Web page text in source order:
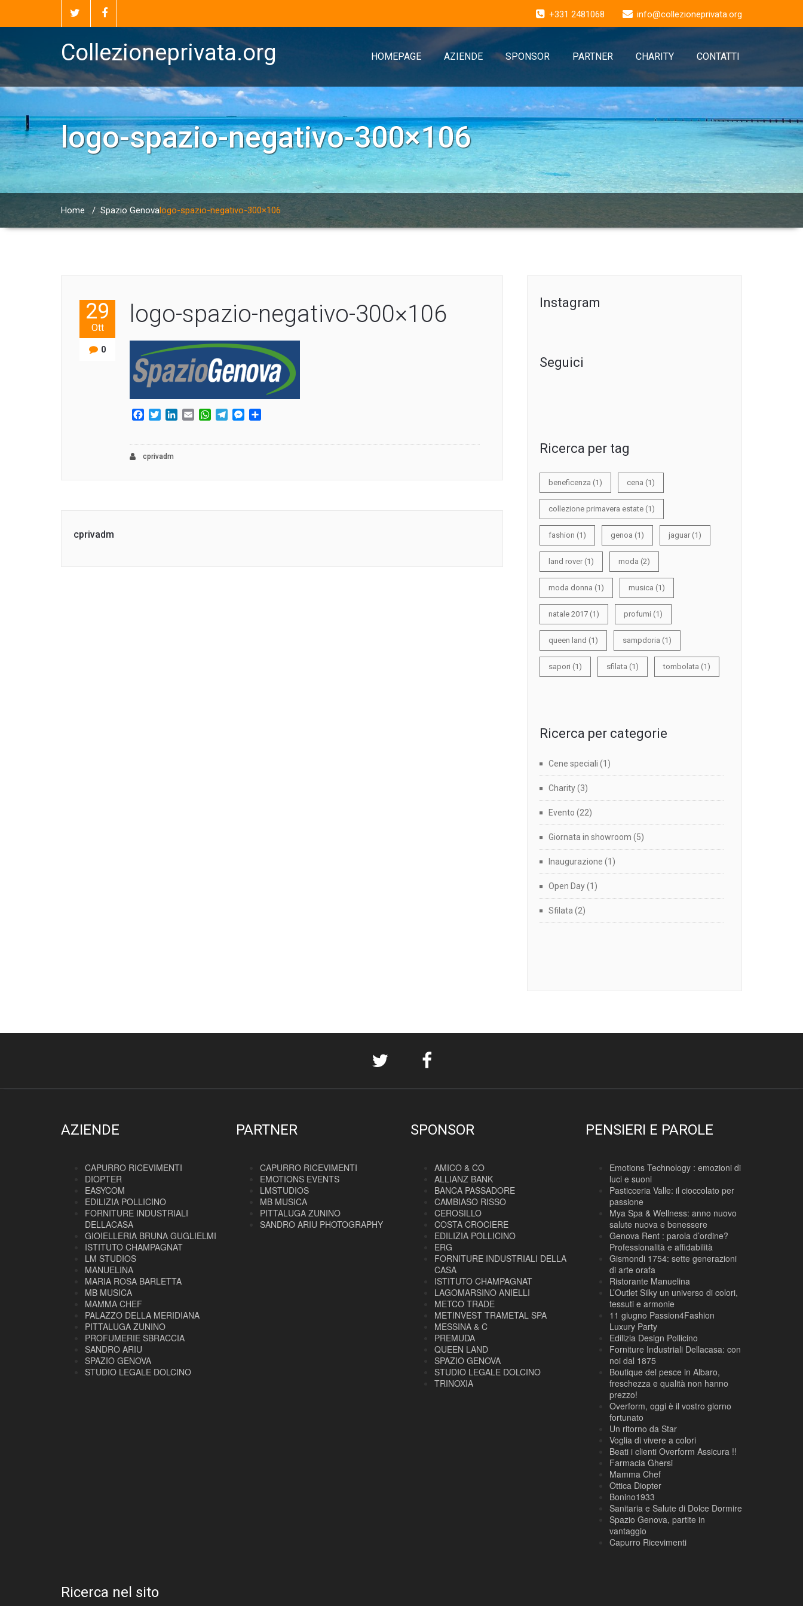
+331 2481068 info@collezioneprivata.org
Collezioneprivata.org HOMEPAGE AZIENDE SPONSOR PARTNER CHARITY CONTATTI
logo-spazio-negativo-300×106
Home /Spazio Genovalogo-spazio-negativo-300×106
29
Ott
0
logo-spazio-negativo-300×106
Facebook
TwitterLinkedIn
EmailWhatsApp
TelegramMessenger
Condividi
cprivadm
cprivadm
Instagram
Seguici
Ricerca per tag
beneficenza (1) cena (1)
collezione primavera estate (1)
fashion (1) genoa (1) jaguar (1)
land rover (1) moda (2)
moda donna (1) musica (1)
natale 2017 (1) profumi (1)
queen land (1) sampdoria (1)
sapori (1) sfilata (1) tombolata (1)
Ricerca per categorie
Cene speciali (1)
Charity(3)
Evento (22)
Giornata in showroom (5)
Inaugurazione (1)
Open Day(1)
Sfilata (2)
AZIENDE
CAPURRO RICEVIMENTI
DIOPTER
EASYCOM
EDILIZIA POLLICINO
FORNITURE INDUSTRIALI
DELLACASA
GIOIELLERIA BRUNA GUGLIELMI
ISTITUTO CHAMPAGNAT
LM STUDIOS
MANUELINA
MARIA ROSA BARLETTA
MB MUSICA
MAMMA CHEF
PALAZZO DELLA MERIDIANA
PITTALUGA ZUNINO
PROFUMERIE SBRACCIA
SANDRO ARIU
SPAZIO GENOVA
STUDIO LEGALE DOLCINO
PARTNER
CAPURRO RICEVIMENTI
EMOTIONS EVENTS
LMSTUDIOS
MB MUSICA
PITTALUGA ZUNINO
SANDRO ARIU PHOTOGRAPHY
SPONSOR
AMICO & CO
ALLIANZ BANK
BANCA PASSADORE
CAMBIASO RISSO
CEROSILLO
COSTA CROCIERE
EDILIZIA POLLICINO
ERG
FORNITURE INDUSTRIALI DELLA
CASA
ISTITUTO CHAMPAGNAT
LAGOMARSINO ANIELLI
METCO TRADE
METINVEST TRAMETAL SPA
MESSINA & C
PREMUDA
QUEEN LAND
SPAZIO GENOVA
STUDIO LEGALE DOLCINO
TRINOXIA
PENSIERI E PAROLE
Emotions Technology : emozioni di
luci e suoni
Pasticceria Valle: il cioccolato per
passione
Mya Spa & Wellness: anno nuovo
salute nuova e benessere
Genova Rent : parola d’ordine?
Professionalità e affidabilità
Gismondi 1754: sette generazioni
di arte orafa
Ristorante Manuelina
L’Outlet Silky un universo di colori,
tessuti e armonie
11 giugno Passion4Fashion
Luxury Party
Edilizia Design Pollicino
Forniture Industriali Dellacasa: con
noi dal 1875
Boutique del pesce in Albaro,
freschezza e qualità non hanno
prezzo!
Overform, oggi è il vostro giorno
fortunato
Un ritorno da Star
Voglia di vivere a colori
Beati i clienti Overform Assicura !!
Farmacia Ghersi
Mamma Chef
Ottica Diopter
Bonino1933
Sanitaria e Salute di Dolce Dormire
Spazio Genova, partite in
vantaggio
Capurro Ricevimenti
Ricerca nel sito